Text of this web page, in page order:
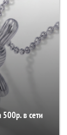
500р. в сети